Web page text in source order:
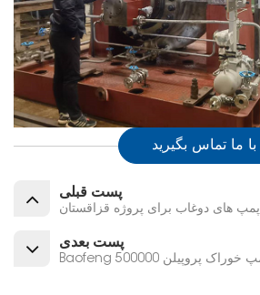
با ما تماس بگیرید
پست قبلی
پمپ های دوغاب برای پروژه قزاقستان
پست بعدی